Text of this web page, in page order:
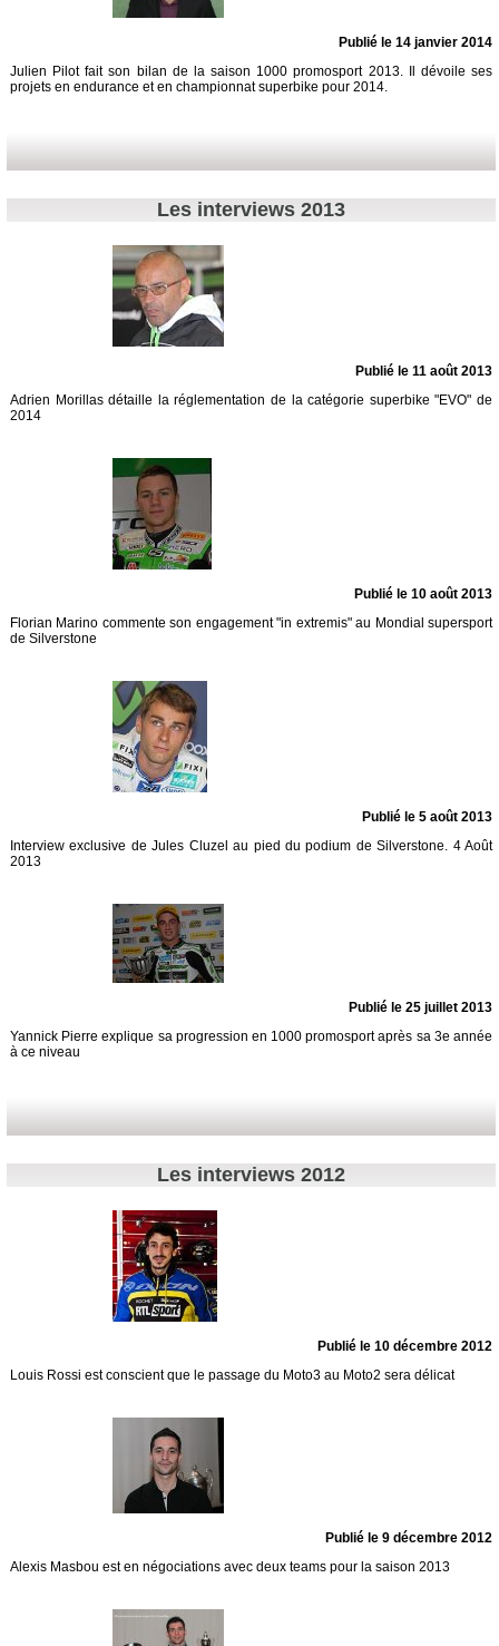
Publié le 14 janvier 2014
Julien Pilot fait son bilan de la saison 1000 promosport 2013. Il dévoile ses
projets en endurance et en championnat superbike pour 2014.
Les interviews 2013
Publié le 11 août 2013
Adrien Morillas détaille la réglementation de la catégorie superbike "EVO" de
2014
Publié le 10 août 2013
Florian Marino commente son engagement "in extremis" au Mondial supersport
de Silverstone
Publié le 5 août 2013
Interview exclusive de Jules Cluzel au pied du podium de Silverstone. 4 Août
2013
Publié le 25 juillet 2013
Yannick Pierre explique sa progression en 1000 promosport après sa 3e année
à ce niveau
Les interviews 2012
Publié le 10 décembre 2012
Louis Rossi est conscient que le passage du Moto3 au Moto2 sera délicat
Publié le 9 décembre 2012
Alexis Masbou est en négociations avec deux teams pour la saison 2013